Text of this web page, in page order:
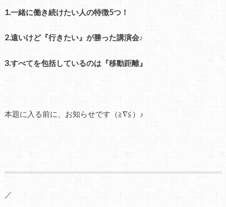
1.一緒に働き続けたい人の特徴5つ！
2.遠いけど『行きたい』が勝った講演会♪
3.すべてを包括しているのは『移動距離』
本題に入る前に、お知らせです（≧∇≦）♪
／